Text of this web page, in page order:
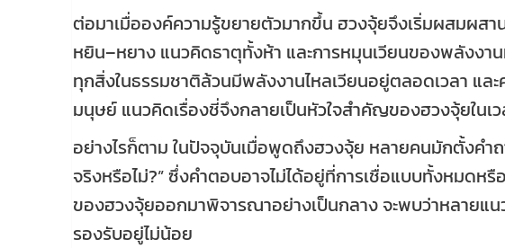
ต่อมาเมื่อองค์ความรู้ขยายตัวมากขึ้น ฮวงจุ้ยจึงเริ่มผสมผส
หยิน–หยาง แนวคิดธาตุทั้งห้า และการหมุนเวียนของพลังงา
ทุกสิ่งในธรรมชาติล้วนมีพลังงานไหลเวียนอยู่ตลอดเวลา แ
มนุษย์ แนวคิดเรื่องชี่จึงกลายเป็นหัวใจสำคัญของฮวงจุ้ยในเ
อย่างไรก็ตาม ในปัจจุบันเมื่อพูดถึงฮวงจุ้ย หลายคนมักตั้งคำ
จริงหรือไม่?” ซึ่งคำตอบอาจไม่ได้อยู่ที่การเชื่อแบบทั้งหมดห
ของฮวงจุ้ยออกมาพิจารณาอย่างเป็นกลาง จะพบว่าหลายแ
รองรับอยู่ไม่น้อย